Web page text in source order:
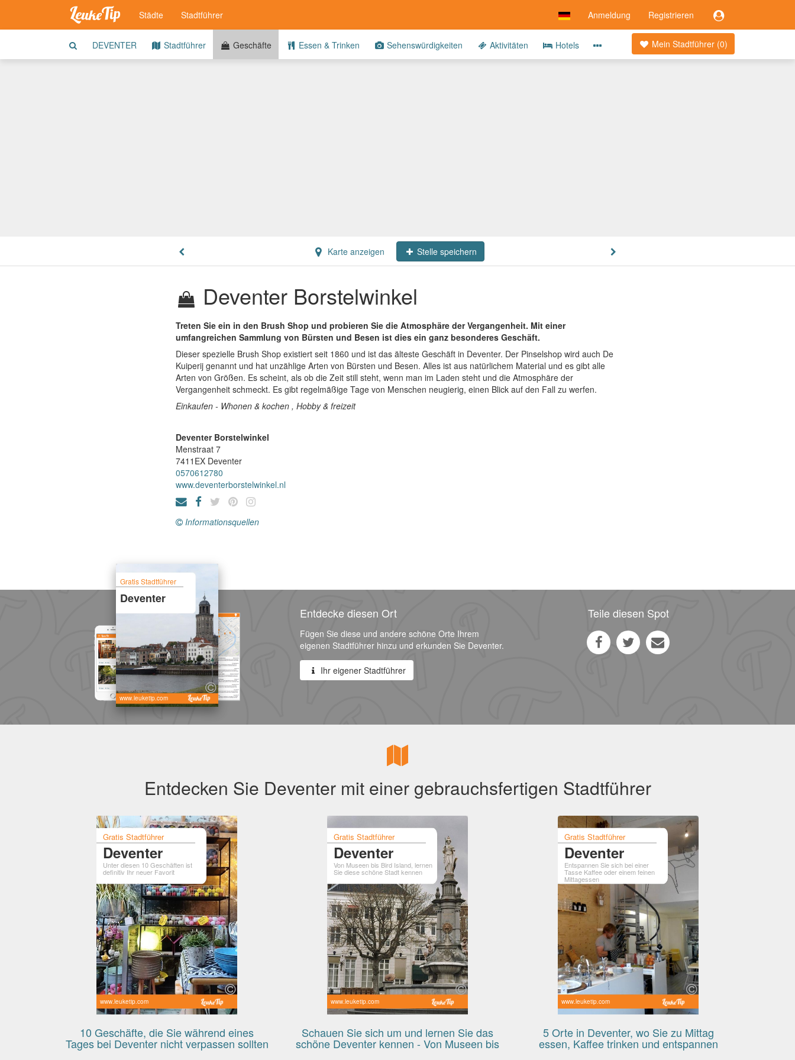
Anmeldung Registrieren
Städte Stadtführer
Mein Stadtführer (0)
DEVENTER Stadtführer Geschäfte Essen & Trinken Sehenswürdigkeiten Aktivitäten Hotels
Karte anzeigen Stelle speichern
Deventer Borstelwinkel
Treten Sie ein in den Brush Shop und probieren Sie die Atmosphäre der Vergangenheit. Mit einer
umfangreichen Sammlung von Bürsten und Besen ist dies ein ganz besonderes Geschäft.
Dieser spezielle Brush Shop existiert seit 1860 und ist das älteste Geschäft in Deventer. Der Pinselshop wird auch De
Kuiperij genannt und hat unzählige Arten von Bürsten und Besen. Alles ist aus natürlichem Material und es gibt alle
Arten von Größen. Es scheint, als ob die Zeit still steht, wenn man im Laden steht und die Atmosphäre der
Vergangenheit schmeckt. Es gibt regelmäßige Tage von Menschen neugierig, einen Blick auf den Fall zu werfen.
Einkaufen - Whonen & kochen , Hobby & freizeit
Deventer Borstelwinkel
Menstraat 7
7411EX Deventer
0570612780
www.deventerborstelwinkel.nl
Informationsquellen
Gratis Stadtführer
Deventer
www.leuketip.com
Entdecke diesen Ort
Fügen Sie diese und andere schöne Orte Ihrem
eigenen Stadtführer hinzu und erkunden Sie Deventer.
Ihr eigener Stadtführer
Teile diesen Spot
Entdecken Sie Deventer mit einer gebrauchsfertigen Stadtführer
Gratis Stadtführer
Deventer
Unter diesen 10 Geschäften ist
definitiv Ihr neuer Favorit
www.leuketip.com
10 Geschäfte, die Sie während eines
Tages bei Deventer nicht verpassen sollten
Gratis Stadtführer
Deventer
Von Museen bis Bird Island, lernen
Sie diese schöne Stadt kennen
www.leuketip.com
Schauen Sie sich um und lernen Sie das
schöne Deventer kennen - Von Museen bis
Gratis Stadtführer
Deventer
Entspannen Sie sich bei einer
Tasse Kaffee oder einem feinen
Mittagessen
www.leuketip.com
5 Orte in Deventer, wo Sie zu Mittag
essen, Kaffee trinken und entspannen